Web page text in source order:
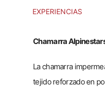
EXPERIENCIAS
Chamarra
La chamarra
tejido reforzado en